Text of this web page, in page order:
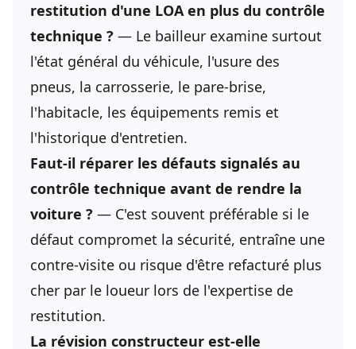
restitution d'une LOA en plus du contrôle
technique ? — Le bailleur examine surtout
l'état général du véhicule, l'usure des
pneus, la carrosserie, le pare-brise,
l'habitacle, les équipements remis et
l'historique d'entretien.
Faut-il réparer les défauts signalés au
contrôle technique avant de rendre la
voiture ? — C'est souvent préférable si le
défaut compromet la sécurité, entraîne une
contre-visite ou risque d'être refacturé plus
cher par le loueur lors de l'expertise de
restitution.
La révision constructeur est-elle